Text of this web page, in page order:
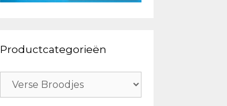
Productcategorieën